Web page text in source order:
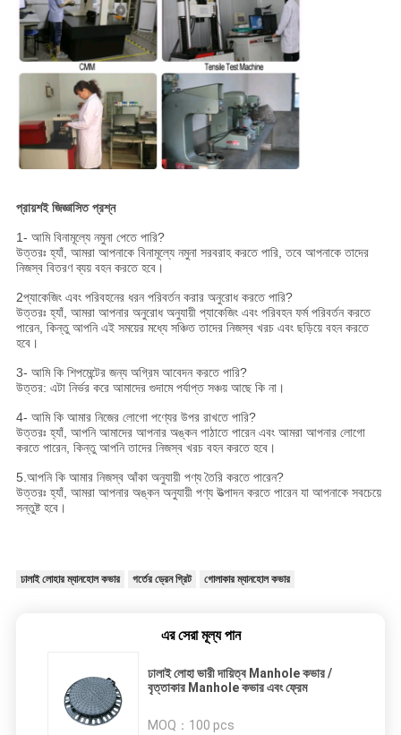
প্রায়শই জিজ্ঞাসিত প্রশ্ন
1- আমি বিনামূল্যে নমুনা পেতে পারি?
উত্তরঃ হ্যাঁ, আমরা আপনাকে বিনামূল্যে নমুনা সরবরাহ করতে পারি, তবে আপনাকে তাদের
নিজস্ব বিতরণ ব্যয় বহন করতে হবে।
2প্যাকেজিং এবং পরিবহনের ধরন পরিবর্তন করার অনুরোধ করতে পারি?
উত্তরঃ হ্যাঁ, আমরা আপনার অনুরোধ অনুযায়ী প্যাকেজিং এবং পরিবহন ফর্ম পরিবর্তন করতে
পারেন, কিন্তু আপনি এই সময়ের মধ্যে সঞ্চিত তাদের নিজস্ব খরচ এবং ছড়িয়ে বহন করতে
হবে।
3- আমি কি শিপমেন্টের জন্য অগ্রিম আবেদন করতে পারি?
উত্তর: এটা নির্ভর করে আমাদের গুদামে পর্যাপ্ত সঞ্চয় আছে কি না।
4- আমি কি আমার নিজের লোগো পণ্যের উপর রাখতে পারি?
উত্তরঃ হ্যাঁ, আপনি আমাদের আপনার অঙ্কন পাঠাতে পারেন এবং আমরা আপনার লোগো
করতে পারেন, কিন্তু আপনি তাদের নিজস্ব খরচ বহন করতে হবে।
5.আপনি কি আমার নিজস্ব আঁকা অনুযায়ী পণ্য তৈরি করতে পারেন?
উত্তরঃ হ্যাঁ, আমরা আপনার অঙ্কন অনুযায়ী পণ্য উত্পাদন করতে পারেন যা আপনাকে সবচেয়ে
সন্তুষ্ট হবে।
ঢালাই লোহার ম্যানহোল কভার গর্তের ড্রেন গ্রিট গোলাকার ম্যানহোল কভার
এর সেরা মূল্য পান
ঢালাই লোহা ভারী দায়িত্ব Manhole কভার /
বৃত্তাকার Manhole কভার এবং ফ্রেম
MOQ： 100 pcs